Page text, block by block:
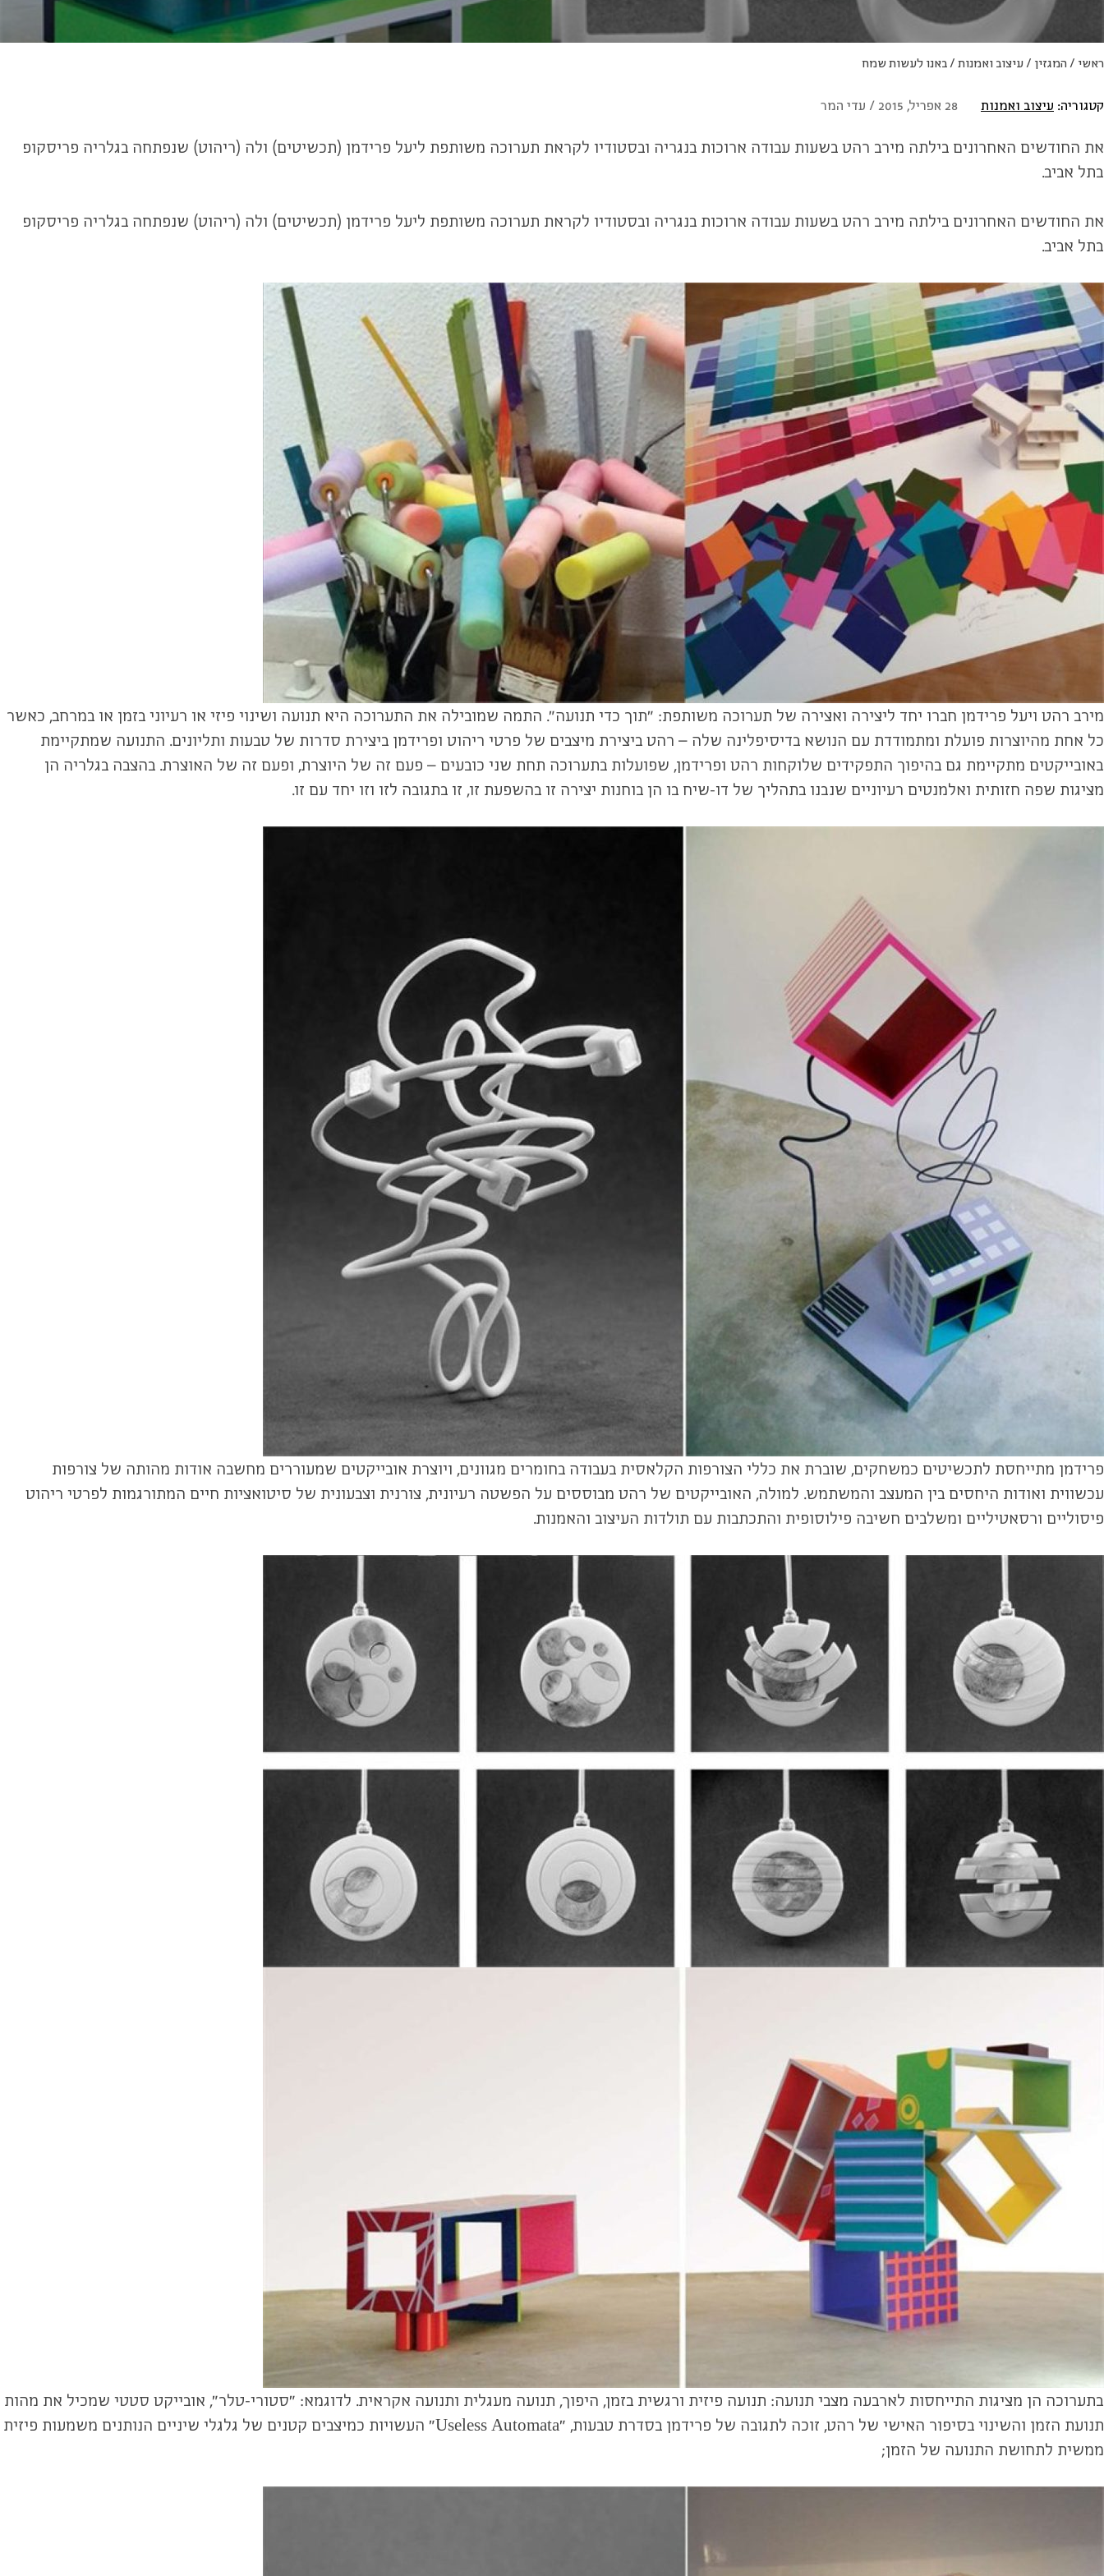
ראשי /המגזין /עיצוב ואמנות /באנו לעשות שמח
קטגוריה: עיצוב ואמנות 28 אפריל, 2015 / עדי המר
את החודשים האחרונים בילתה מירב רהט בשעות עבודה ארוכות בנגריה ובסטודיו לקראת תערוכה משותפת ליעל פרידמן (תכשיטים) ולה (ריהוט) שנפתחה בגלריה פריסקופ
בתל אביב.
את החודשים האחרונים בילתה מירב רהט בשעות עבודה ארוכות בנגריה ובסטודיו לקראת תערוכה משותפת ליעל פרידמן (תכשיטים) ולה (ריהוט) שנפתחה בגלריה פריסקופ
בתל אביב.
מירב רהט ויעל פרידמן חברו יחד ליצירה ואצירה של תערוכה משותפת: "תוך כדי תנועה". התמה שמובילה את התערוכה היא תנועה ושינוי פיזי או רעיוני בזמן או במרחב, כאשר
כל אחת מהיוצרות פועלת ומתמודדת עם הנושא בדיסיפלינה שלה – רהט ביצירת מיצבים של פרטי ריהוט ופרידמן ביצירת סדרות של טבעות ותליונים. התנועה שמתקיימת
באובייקטים מתקיימת גם בהיפוך התפקידים שלוקחות רהט ופרידמן, שפועלות בתערוכה תחת שני כובעים – פעם זה של היוצרת, ופעם זה של האוצרת. בהצבה בגלריה הן
מציגות שפה חזותית ואלמנטים רעיוניים שנבנו בתהליך של דו-שיח בו הן בוחנות יצירה זו בהשפעת זו, זו בתגובה לזו וזו יחד עם זו.
פרידמן מתייחסת לתכשיטים כמשחקים, שוברת את כללי הצורפות הקלאסית בעבודה בחומרים מגוונים, ויוצרת אובייקטים שמעוררים מחשבה אודות מהותה של צורפות
עכשווית ואודות היחסים בין המעצב והמשתמש. למולה, האובייקטים של רהט מבוססים על הפשטה רעיונית, צורנית וצבעונית של סיטואציות חיים המתורגמות לפרטי ריהוט
פיסוליים ורסאטיליים ומשלבים חשיבה פילוסופית והתכתבות עם תולדות העיצוב והאמנות.
בתערוכה הן מציגות התייחסות לארבעה מצבי תנועה: תנועה פיזית ורגשית בזמן, היפוך, תנועה מעגלית ותנועה אקראית. לדוגמא: "סטורי-טלר", אובייקט סטטי שמכיל את מהות
תנועת הזמן והשינוי בסיפור האישי של רהט, זוכה לתגובה של פרידמן בסדרת טבעות, "Useless Automata" העשויות כמיצבים קטנים של גלגלי שיניים הנותנים משמעות פיזית
ממשית לתחושת התנועה של הזמן;